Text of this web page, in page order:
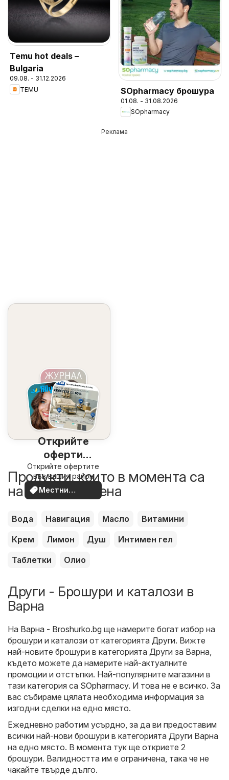
Temu hot deals –
Bulgaria
09.08. - 31.12.2026
TEMU
SOpharmacy брошура
01.08. - 31.08.2026
SOpharmacy
Реклама
Открийте
оферти
наблизо
Открийте офертите
във вашия район
Местни
оферти
Продукти, които в момента са
на по-добра цена
Вода Навигация Масло
Витамини
Крем
Лимон Душ
Интимен гел
Таблетки
Олио
Други - Брошури и каталози в
Варна
На Варна - Broshurko.bg ще намерите богат избор на
брошури и каталози от категорията Други. Вижте
най-новите брошури в категорията Други за Варна,
където можете да намерите най-актуалните
промоции и отстъпки. Най-популярните магазини в
тази категория са SOpharmacy. И това не е всичко. За
вас събираме цялата необходима информация за
изгодни сделки на едно място.
Ежедневно работим усърдно, за да ви предоставим
всички най-нови брошури в категорията Други Варна
на едно място. В момента тук ще откриете 2
брошури. Валидността им е ограничена, така че не
чакайте твърде дълго.